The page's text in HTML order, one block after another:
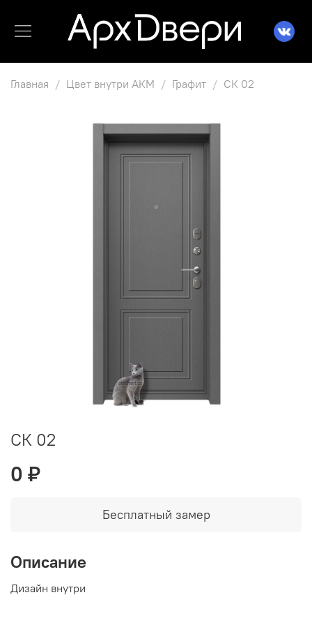
Главная Цвет внутри АКМ Графит СК 02
СК 02
0 ₽
Бесплатный замер
Описание
Дизайн внутри